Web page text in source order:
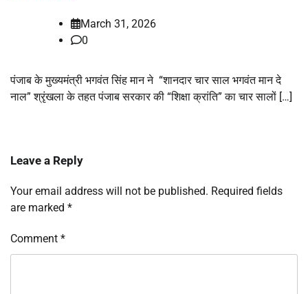
March 31, 2026
0
पंजाब के मुख्यमंत्री भगवंत सिंह मान ने “शानदार चार साल भगवंत मान दे
नाल” श्रृंखला के तहत पंजाब सरकार की “शिक्षा क्रांति” का चार सालों […]
Leave a Reply
Your email address will not be published. Required fields
are marked *
Comment *